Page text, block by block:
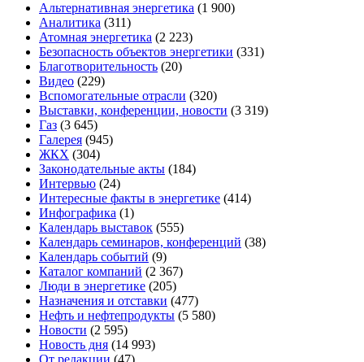
Альтернативная энергетика (1 900)
Аналитика (311)
Атомная энергетика (2 223)
Безопасность объектов энергетики (331)
Благотворительность (20)
Видео (229)
Вспомогательные отрасли (320)
Выставки, конференции, новости (3 319)
Газ (3 645)
Галерея (945)
ЖКХ (304)
Законодательные акты (184)
Интервью (24)
Интересные факты в энергетике (414)
Инфографика (1)
Календарь выставок (555)
Календарь семинаров, конференций (38)
Календарь событий (9)
Каталог компаний (2 367)
Люди в энергетике (205)
Назначения и отставки (477)
Нефть и нефтепродукты (5 580)
Новости (2 595)
Новость дня (14 993)